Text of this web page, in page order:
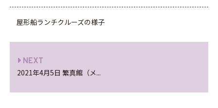
屋形船ランチクルーズの様子
NEXT
2021年4月5日 繁真館（メ...